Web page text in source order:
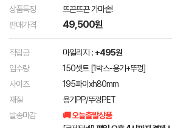
상품특징
뜨끈뜨끈 가마솥!
판매가격
49,500원
적립금 마일리지 : +495원
입수량
150셋트 [1박스-용기+뚜껑]
사이즈
195파이xh80mm
재질
용기PP/뚜껑PET
발송마감
🚚 오늘출발상품